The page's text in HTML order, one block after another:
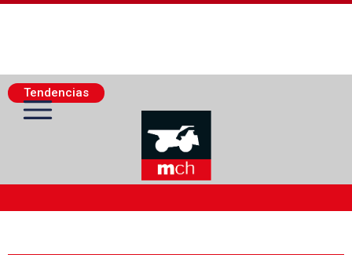
Tendencias
Actualidad Minera